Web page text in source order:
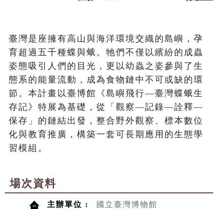
臺灣是座擁有高山與海洋環境交織的島嶼，孕
育超過五千種蝶與蛾。牠們不僅以繽紛的成蟲
姿態吸引人們的目光，更以幼蟲之姿參與了生
態系的能量流動，成為食物鏈中不可或缺的環
節。本計畫以臺博館《島嶼飛行—臺灣蝶蛾生
存記》特展為基礎，從「觀察—記錄—詮釋—
保存」的鏈結出發，整合野外觀察、標本數位
化與教育推廣，構築一套可長期應用的生態學
習模組。
場次資料
主辦單位 : 國立臺灣博物館